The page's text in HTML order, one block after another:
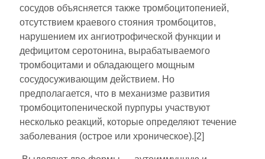
сосудов объясняется также тромбоцитопенией,
отсутствием краевого стояния тромбоцитов,
нарушением их ангиотрофической функции и
дефицитом серотонина, вырабатываемого
тромбоцитами и обладающего мощным
сосудосуживающим действием. Но
предполагается, что в механизме развития
тромбоцитопенической пурпуры участвуют
несколько реакций, которые определяют течение
заболевания (острое или хроническое).[2]